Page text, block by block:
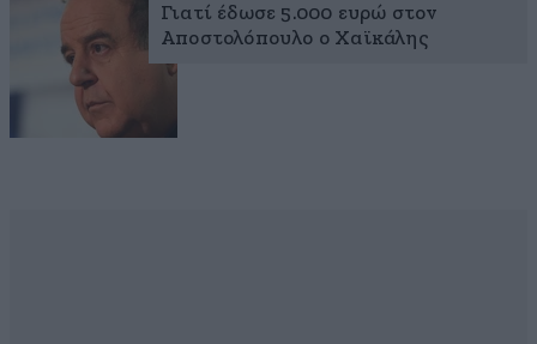
Γιατί έδωσε 5.000 ευρώ στον
Αποστολόπουλο ο Χαϊκάλης